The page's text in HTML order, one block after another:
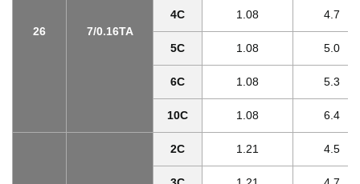
26 7/0.16TA
4C 1.08 4.7
5C 1.08 5.0
6C 1.08 5.3
10C 1.08 6.4
2C 1.21 4.5